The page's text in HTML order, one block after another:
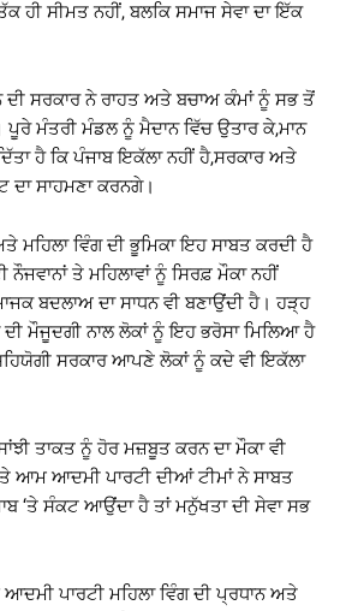
ਹੀ ਸੀਮਤ ਨਹੀਂ, ਬਲਕਿ ਸਮਾਜ ਸੇਵਾ ਦਾ ਇੱਕ
ਸਰਕਾਰ ਨੇ ਰਾਹਤ ਅਤੇ ਬਚਾਅ ਕੰਮਾਂ ਨੂੰ ਸਭ ਤੋਂ
ਪੂਰੇ ਮੰਤਰੀ ਮੰਡਲ ਨੂੰ ਮੈਦਾਨ ਵਿੱਚ ਉਤਾਰ ਕੇ,ਮਾਨ
ਹੈ ਕਿ ਪੰਜਾਬ ਇਕੱਲਾ ਨਹੀਂ ਹੈ,ਸਰਕਾਰ ਅਤੇ
ਦਾ ਸਾਹਮਣਾ ਕਰਨਗੇ।
ਮਹਿਲਾ ਵਿੰਗ ਦੀ ਭੂਮਿਕਾ ਇਹ ਸਾਬਤ ਕਰਦੀ ਹੈ
ਤੇ ਮਹਿਲਾਵਾਂ ਨੂੰ ਸਿਰਫ਼ ਮੌਕਾ ਨਹੀਂ
ਬਦਲਾਅ ਦਾ ਸਾਧਨ ਵੀ ਬਣਾਉਂਦੀ ਹੈ। ਹੜ੍ਹ
ਦੀ ਮੌਜੂਦਗੀ ਨਾਲ ਲੋਕਾਂ ਨੂੰ ਇਹ ਭਰੋਸਾ ਮਿਲਿਆ ਹੈ
ਸਰਕਾਰ ਆਪਣੇ ਲੋਕਾਂ ਨੂੰ ਕਦੇ ਵੀ ਇਕੱਲਾ
ਤਾਕਤ ਨੂੰ ਹੋਰ ਮਜ਼ਬੂਤ ਕਰਨ ਦਾ ਮੌਕਾ ਵੀ
ਆਮ ਆਦਮੀ ਪਾਰਟੀ ਦੀਆਂ ਟੀਮਾਂ ਨੇ ਸਾਬਤ
‘ਤੇ ਸੰਕਟ ਆਉਂਦਾ ਹੈ ਤਾਂ ਮਨੁੱਖਤਾ ਦੀ ਸੇਵਾ ਸਭ
ਪਾਰਟੀ ਮਹਿਲਾ ਵਿੰਗ ਦੀ ਪ੍ਰਧਾਨ ਅਤੇ